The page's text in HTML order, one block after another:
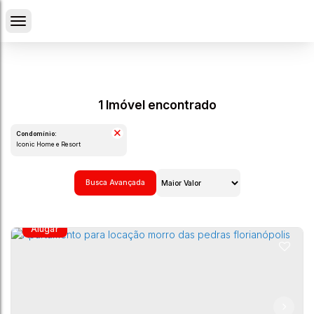
1 Imóvel encontrado
Condomínio:
Iconic Home e Resort
Busca Avançada